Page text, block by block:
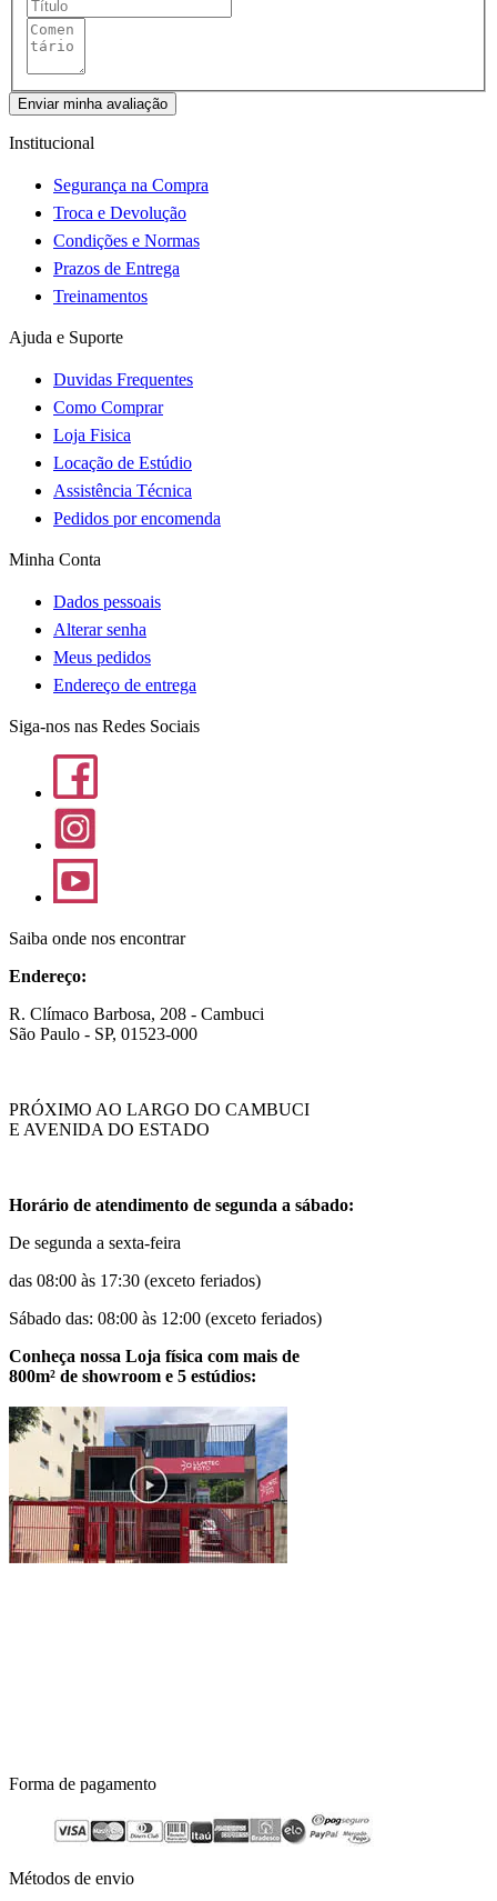
Enviar minha avaliação
Institucional
Segurança na Compra
Troca e Devolução
Condições e Normas
Prazos de Entrega
Treinamentos
Ajuda e Suporte
Duvidas Frequentes
Como Comprar
Loja Fisica
Locação de Estúdio
Assistência Técnica
Pedidos por encomenda
Minha Conta
Dados pessoais
Alterar senha
Meus pedidos
Endereço de entrega
Siga-nos nas Redes Sociais
Saiba onde nos encontrar
Endereço:
R. Clímaco Barbosa, 208 - Cambuci
São Paulo - SP, 01523-000
PRÓXIMO AO LARGO DO CAMBUCI
E AVENIDA DO ESTADO
Horário de atendimento de segunda a sábado:
De segunda a sexta-feira
das 08:00 às 17:30 (exceto feriados)
Sábado das: 08:00 às 12:00 (exceto feriados)
Conheça nossa Loja física com mais de
800m² de showroom e 5 estúdios:
Forma de pagamento
Métodos de envio